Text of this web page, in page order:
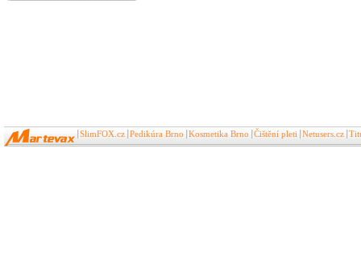
SlimFOX.cz Pedikúra Brno Kosmetika Brno Čištění pleti Netusers.cz